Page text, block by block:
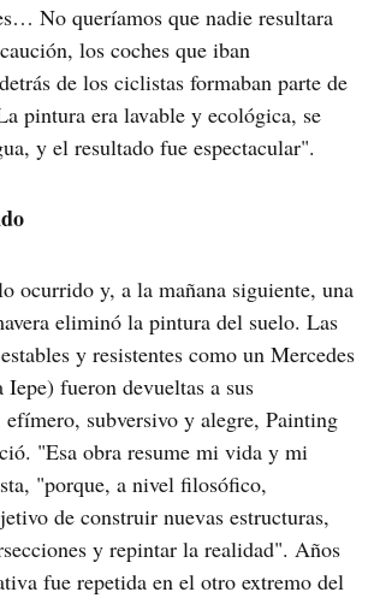
No queríamos que nadie resultara
los coches que iban
de los ciclistas formaban parte de
pintura era lavable y ecológica, se
y el resultado fue espectacular".
ocurrido y, a la mañana siguiente, una
eliminó la pintura del suelo. Las
y resistentes como un Mercedes
fueron devueltas a sus
efímero, subversivo y alegre, Painting
"Esa obra resume mi vida y mi
"porque, a nivel filosófico,
de construir nuevas estructuras,
y repintar la realidad". Años
fue repetida en el otro extremo del